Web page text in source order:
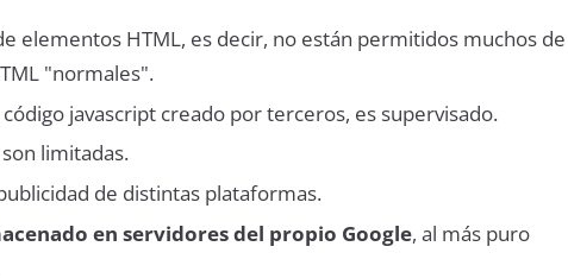
elementos HTML, es decir, no están permitidos muchos de
"normales".
javascript creado por terceros, es supervisado.
limitadas.
de distintas plataformas.
en servidores del propio Google, al más puro